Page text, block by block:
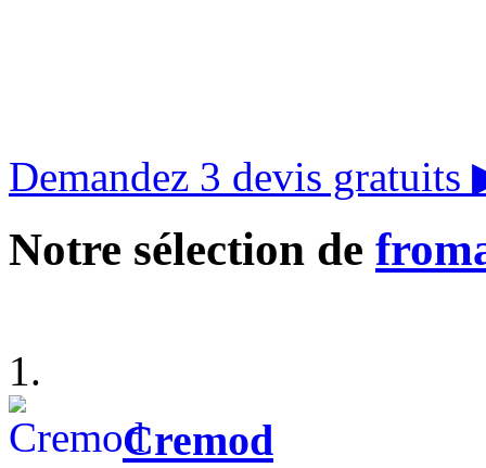
Demandez 3 devis gratuits
Notre sélection de
1.
Cremod